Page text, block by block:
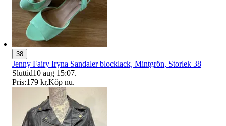
38
Jenny Fairy Iryna Sandaler blocklack, Mintgrön, Storlek 38
Sluttid10 aug 15:07.
Pris:179 kr,Köp nu.